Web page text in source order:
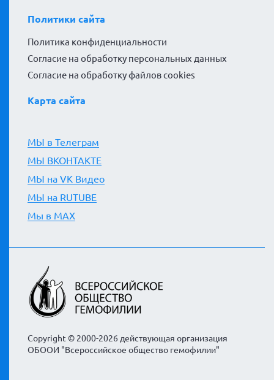
Политики сайта
Политика конфиденциальности
Согласие на обработку персональных данных
Согласие на обработку файлов cookies
Карта сайта
МЫ в Телеграм
МЫ ВКОНТАКТЕ
МЫ на VK Видео
МЫ на RUTUBE
Мы в MAX
Copyright © 2000-2026 действующая организация
ОБООИ "Всероссийское общество гемофилии"